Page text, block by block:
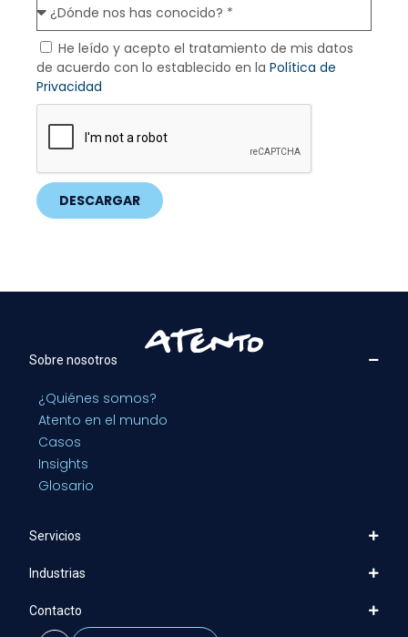
He leído y acepto el tratamiento de mis datos
de acuerdo con lo establecido en la Política de
Privacidad
DESCARGAR
Sobre nosotros
¿Quiénes somos?
Atento en el mundo
Casos
Insights
Glosario
Servicios
Industrias
Contacto